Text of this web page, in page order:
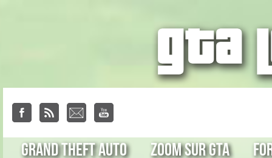
Grand Theft Auto Zoom sur GTA